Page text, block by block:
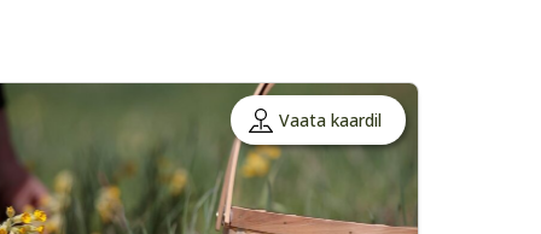
Vaata kaardil